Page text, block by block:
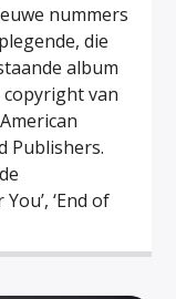
nummers
die
album
van
Publishers.
‘End of